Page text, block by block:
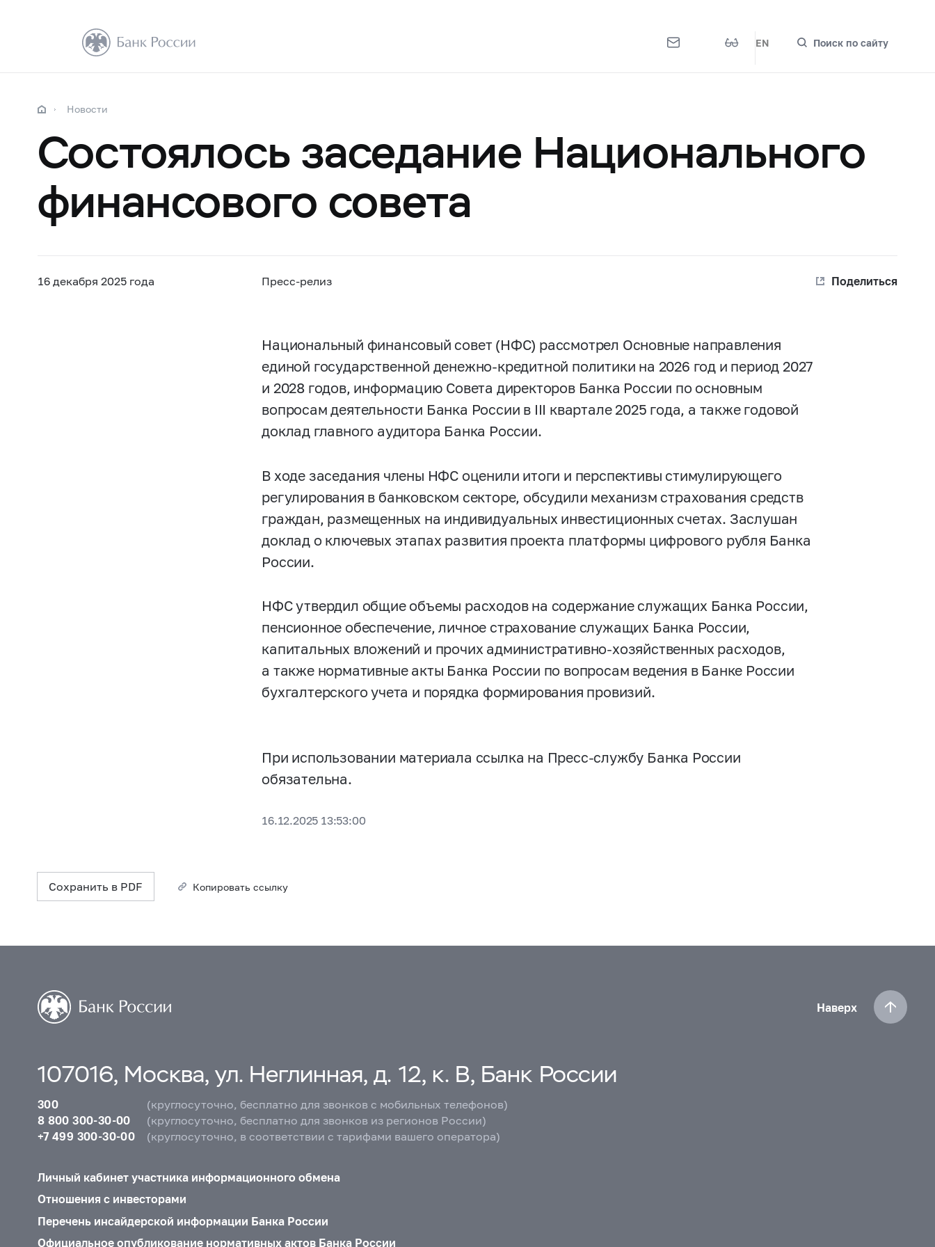
EN Поиск по сайту
Новости
Состоялось заседание Национального
финансового совета
16 декабря 2025 года Пресс-релиз Поделиться
Национальный финансовый совет (НФС) рассмотрел Основные направления
единой государственной денежно-кредитной политики на 2026 год и период 2027
и 2028 годов, информацию Совета директоров Банка России по основным
вопросам деятельности Банка России в III квартале 2025 года, а также годовой
доклад главного аудитора Банка России.
В ходе заседания члены НФС оценили итоги и перспективы стимулирующего
регулирования в банковском секторе, обсудили механизм страхования средств
граждан, размещенных на индивидуальных инвестиционных счетах. Заслушан
доклад о ключевых этапах развития проекта платформы цифрового рубля Банка
России.
НФС утвердил общие объемы расходов на содержание служащих Банка России,
пенсионное обеспечение, личное страхование служащих Банка России,
капитальных вложений и прочих административно-хозяйственных расходов,
а также нормативные акты Банка России по вопросам ведения в Банке России
бухгалтерского учета и порядка формирования провизий.
При использовании материала ссылка на Пресс-службу Банка России
обязательна.
16.12.2025 13:53:00
Сохранить в PDF Копировать ссылку
Наверх
107016, Москва, ул. Неглинная, д. 12, к. В, Банк России
300
(круглосуточно, бесплатно для звонков с мобильных телефонов)
8 800 300-30-00
(круглосуточно, бесплатно для звонков из регионов России)
+7 499 300-30-00
(круглосуточно, в соответствии с тарифами вашего оператора)
Личный кабинет участника информационного обмена
Отношения с инвесторами
Перечень инсайдерской информации Банка России
Официальное опубликование нормативных актов Банка России